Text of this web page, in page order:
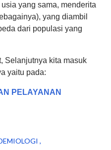
yang sama, menderita
yang diambil
dari populasi yang
Selanjutnya kita masuk
yaitu pada:
PELAYANAN